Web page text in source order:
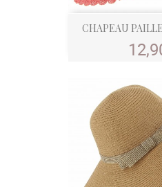
CHAPEAU
Prix